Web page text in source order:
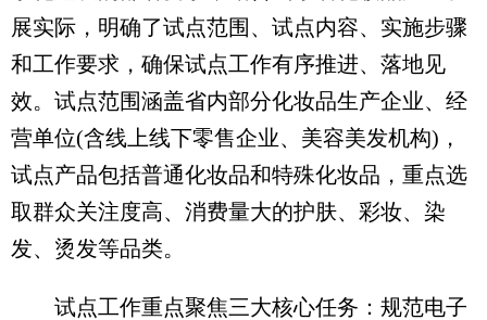
展实际，明确了试点范围、试点内容、实施步骤
和工作要求，确保试点工作有序推进、落地见
效。试点范围涵盖省内部分化妆品生产企业、经
营单位(含线上线下零售企业、美容美发机构)，
试点产品包括普通化妆品和特殊化妆品，重点选
取群众关注度高、消费量大的护肤、彩妆、染
发、烫发等品类。
试点工作重点聚焦三大核心任务：规范电子